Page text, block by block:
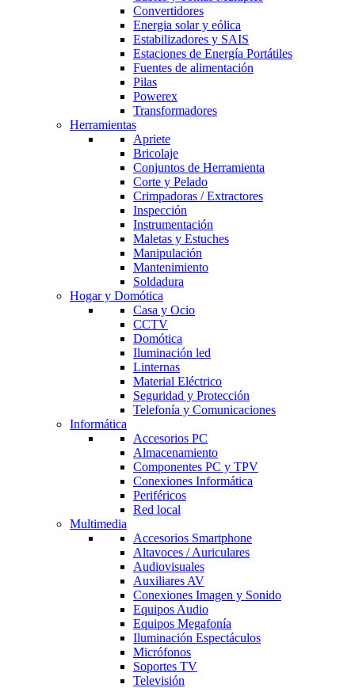
Convertidores
Energia solar y eólica
Estabilizadores y SAIS
Estaciones de Energía Portátiles
Fuentes de alimentación
Pilas
Powerex
Transformadores
Herramientas
Apriete
Bricolaje
Conjuntos de Herramienta
Corte y Pelado
Crimpadoras / Extractores
Inspección
Instrumentación
Maletas y Estuches
Manipulación
Mantenimiento
Soldadura
Hogar y Domótica
Casa y Ocio
CCTV
Domótica
Iluminación led
Linternas
Material Eléctrico
Seguridad y Protección
Telefonía y Comunicaciones
Informática
Accesorios PC
Almacenamiento
Componentes PC y TPV
Conexiones Informática
Periféricos
Red local
Multimedia
Accesorios Smartphone
Altavoces / Auriculares
Audiovisuales
Auxiliares AV
Conexiones Imagen y Sonido
Equipos Audio
Equipos Megafonía
Iluminación Espectáculos
Micrófonos
Soportes TV
Televisión